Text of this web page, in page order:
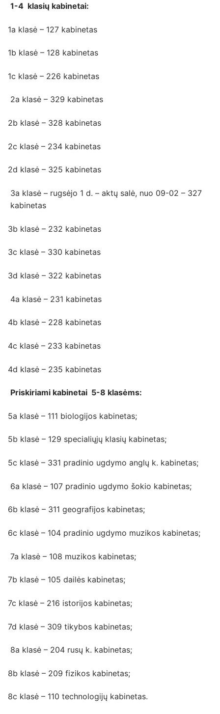
1-4 klasių kabinetai:
1a klasė – 127 kabinetas
1b klasė – 128 kabinetas
1c klasė – 226 kabinetas
2a klasė – 329 kabinetas
2b klasė – 328 kabinetas
2c klasė – 234 kabinetas
2d klasė – 325 kabinetas
3a klasė – rugsėjo 1 d. – aktų salė, nuo 09-02 – 327
kabinetas
3b klasė – 232 kabinetas
3c klasė – 330 kabinetas
3d klasė – 322 kabinetas
4a klasė – 231 kabinetas
4b klasė – 228 kabinetas
4c klasė – 233 kabinetas
4d klasė – 235 kabinetas
Priskiriami kabinetai 5-8 klasėms:
5a klasė – 111 biologijos kabinetas;
5b klasė – 129 specialiųjų klasių kabinetas;
5c klasė – 331 pradinio ugdymo anglų k. kabinetas;
6a klasė – 107 pradinio ugdymo šokio kabinetas;
6b klasė – 311 geografijos kabinetas;
6c klasė – 104 pradinio ugdymo muzikos kabinetas;
7a klasė – 108 muzikos kabinetas;
7b klasė – 105 dailės kabinetas;
7c klasė – 216 istorijos kabinetas;
7d klasė – 309 tikybos kabinetas;
8a klasė – 204 rusų k. kabinetas;
8b klasė – 209 fizikos kabinetas;
8c klasė – 110 technologijų kabinetas.